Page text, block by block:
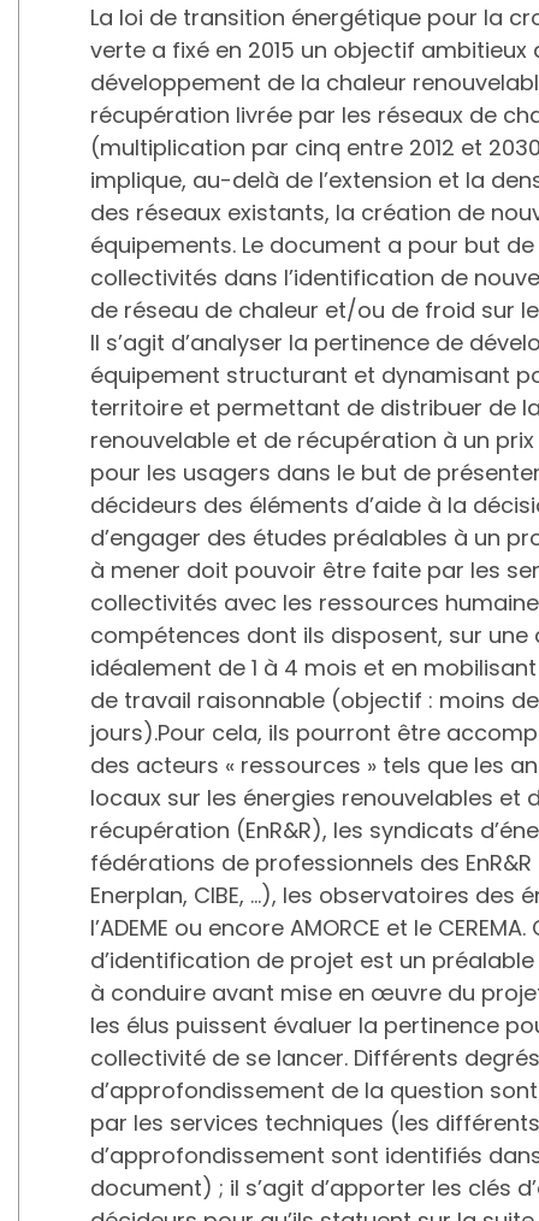
La loi de transition énergétique pour la
verte a fixé en 2015 un objectif ambitieux
développement de la chaleur
récupération livrée par les réseaux de
(multiplication par cinq entre 2012 et
implique, au-delà de l’extension et la
des réseaux existants, la création de
équipements. Le document a pour but
collectivités dans l’identification de
de réseau de chaleur et/ou de froid sur
Il s’agit d’analyser la pertinence de
équipement structurant et dynamisant
territoire et permettant de distribuer de
renouvelable et de récupération à un
pour les usagers dans le but de
décideurs des éléments d’aide à la
d’engager des études préalables à un
à mener doit pouvoir être faite par les
collectivités avec les ressources
compétences dont ils disposent, sur une
idéalement de 1 à 4 mois et en
de travail raisonnable (objectif : moins de
jours).Pour cela, ils pourront être
des acteurs « ressources » tels que les
locaux sur les énergies renouvelables et
récupération (EnR&R), les syndicats
fédérations de professionnels des EnR&R
Enerplan, CIBE, …), les observatoires des
l’ADEME ou encore AMORCE et le
d’identification de projet est un
à conduire avant mise en œuvre du
les élus puissent évaluer la pertinence
collectivité de se lancer. Différents degrés
d’approfondissement de la question
par les services techniques (les
d’approfondissement sont identifiés
document) ; il s’agit d’apporter les clés